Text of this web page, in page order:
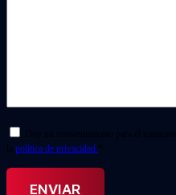
Doy mi consentimiento para el
la política de privacidad. *